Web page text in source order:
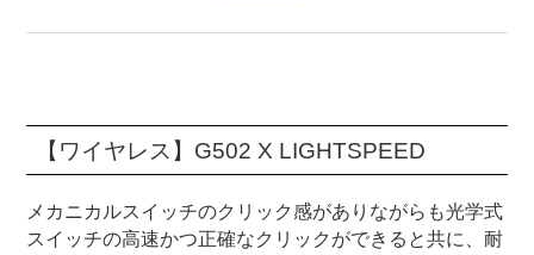
【ワイヤレス】G502 X LIGHTSPEED
メカニカルスイッチのクリック感がありながらも光学式
スイッチの高速かつ正確なクリックができると共に、耐